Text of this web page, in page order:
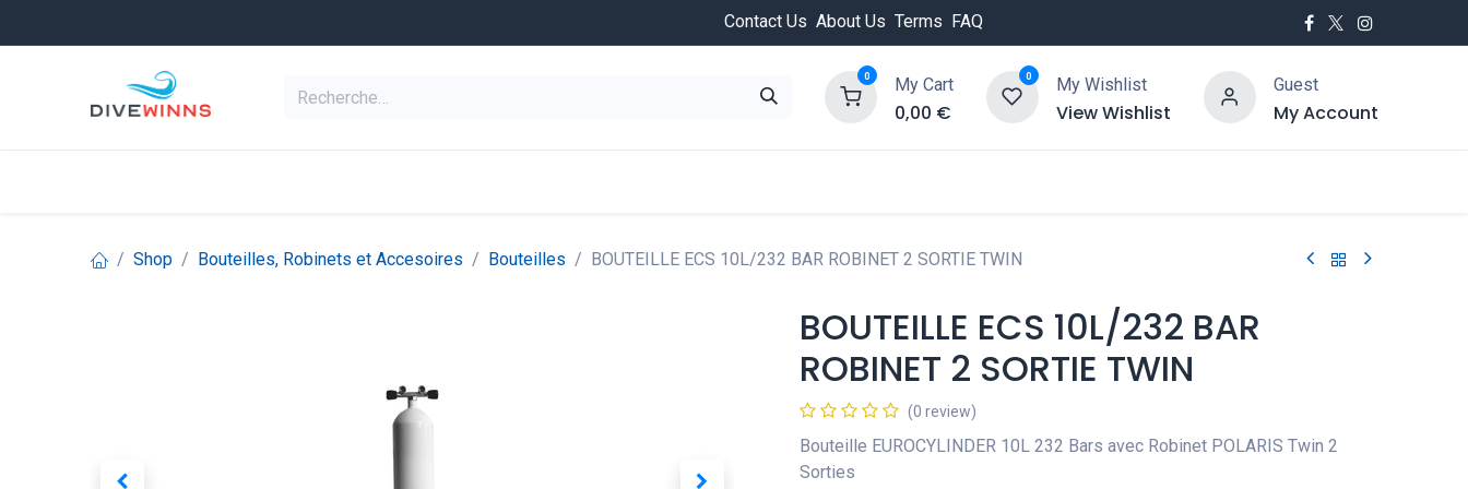
Contact Us About Us Terms FAQ
0 My Cart
0,00 €
0 My Wishlist
View Wishlist
Guest
My Account
HOT
Shop Bouteilles, Robinets et Accesoires Bouteilles BOUTEILLE ECS 10L/232 BAR ROBINET 2 SORTIE TWIN
BOUTEILLE ECS 10L/232 BAR
ROBINET 2 SORTIE TWIN
(0 review)
Bouteille EUROCYLINDER 10L 232 Bars avec Robinet POLARIS Twin 2
Sorties